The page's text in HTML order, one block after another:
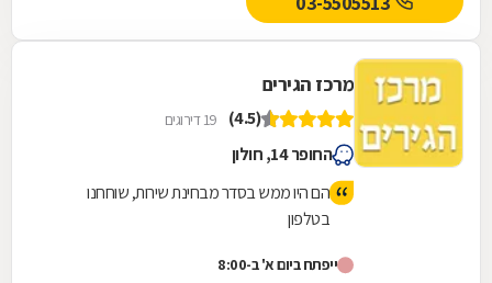
מרכז הגירים
(4.5) 19 דירוגים
החופר 14, חולון
הם היו ממש בסדר מבחינת שירות, שוחחנו
בטלפון
ייפתח ביום א' ב-8:00